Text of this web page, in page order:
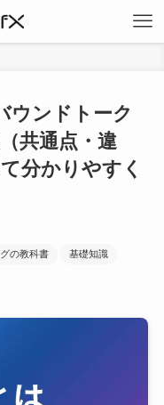
ウンドトーク
共通点・違
分かりやすく
の教科書 基礎知識